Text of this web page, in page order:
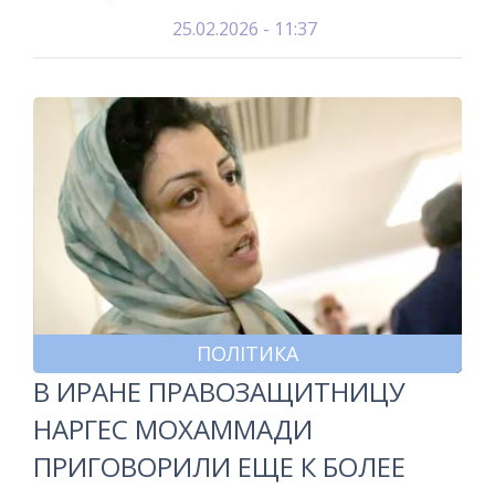
25.02.2026 - 11:37
ПОЛІТИКА
В ИРАНЕ ПРАВОЗАЩИТНИЦУ
НАРГЕС МОХАММАДИ
ПРИГОВОРИЛИ ЕЩЕ К БОЛЕЕ